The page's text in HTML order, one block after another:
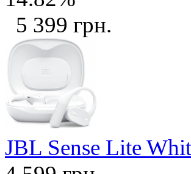
5 399 грн.
JBL Sense Lite